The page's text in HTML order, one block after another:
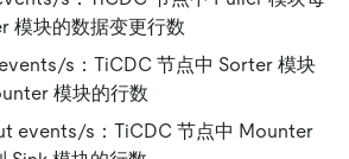
模块的数据变更行数
s：TiCDC 节点中 Sorter 模块
模块的行数
events/s：TiCDC 节点中 Mounter